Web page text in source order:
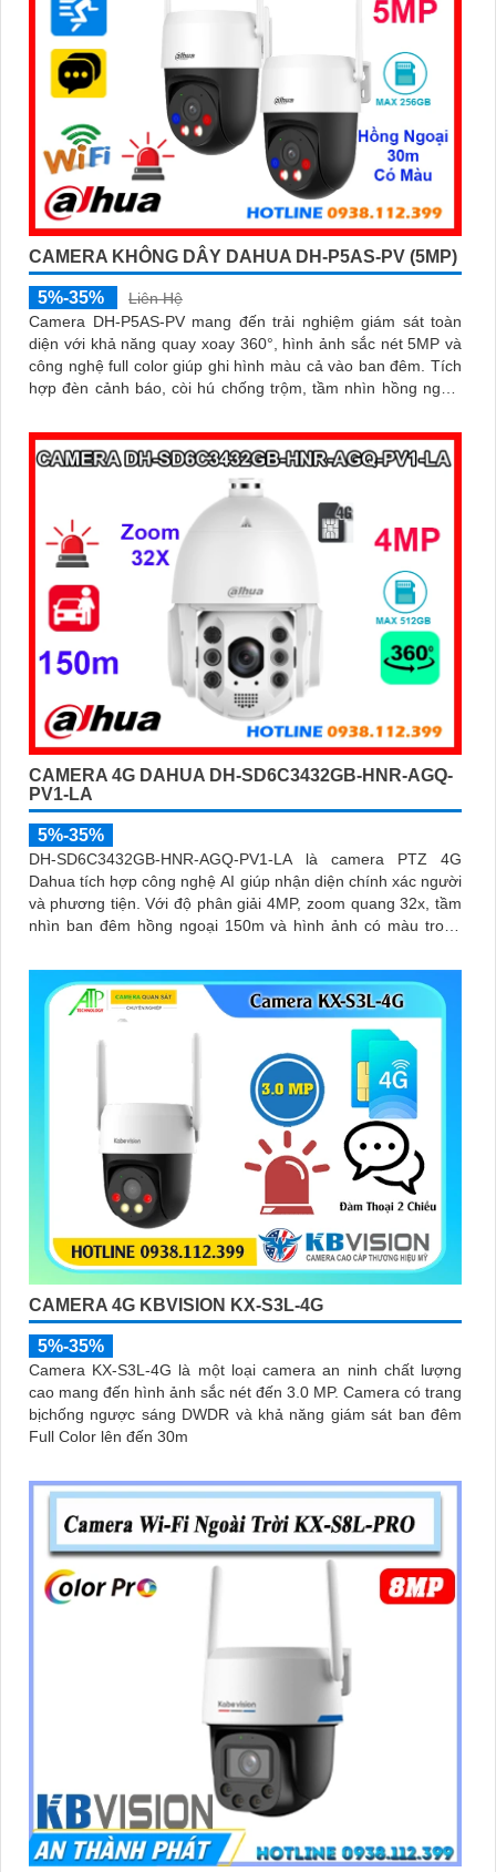
CAMERA KHÔNG DÂY DAHUA DH-P5AS-PV (5MP)
5%-35%
Liên Hệ
Camera DH-P5AS-PV mang đến trải nghiệm giám sát toàn
diện với khả năng quay xoay 360°, hình ảnh sắc nét 5MP và
công nghệ full color giúp ghi hình màu cả vào ban đêm. Tích
hợp đèn cảnh báo, còi hú chống trộm, tầm nhìn hồng ngoại
camera hoạt động ổn định trong mọi điều kiện
CAMERA 4G DAHUA DH-SD6C3432GB-HNR-AGQ-
PV1-LA
5%-35%
DH-SD6C3432GB-HNR-AGQ-PV1-LA là camera PTZ 4G
Dahua tích hợp công nghệ AI giúp nhận diện chính xác người
và phương tiện. Với độ phân giải 4MP, zoom quang 32x, tầm
nhìn ban đêm hồng ngoại 150m và hình ảnh có màu trong
CAMERA 4G KBVISION KX-S3L-4G
5%-35%
Camera KX-S3L-4G là một loại camera an ninh chất lượng
cao mang đến hình ảnh sắc nét đến 3.0 MP. Camera có trang
bịchống ngược sáng DWDR và khả năng giám sát ban đêm
Full Color lên đến 30m